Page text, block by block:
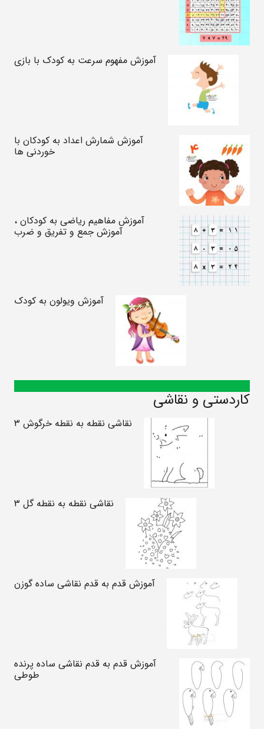
آموزش مفهوم سرعت به کودک با بازی
آموزش شمارش اعداد به کودکان با
خوردنی ها
آموزش مفاهیم ریاضی به کودکان ،
آموزش جمع و تفریق و ضرب
آموزش ویولون به کودک
کاردستی و نقاشی
نقاشی نقطه به نقطه خرگوش ۳
نقاشی نقطه به نقطه گل ۳
آموزش قدم به قدم نقاشی ساده گوزن
آموزش قدم به قدم نقاشی ساده پرنده
طوطی